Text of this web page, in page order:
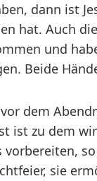
dann ist
hat. Auch
und
Beide
dem
ist zu dem
vorbereiten,
sie